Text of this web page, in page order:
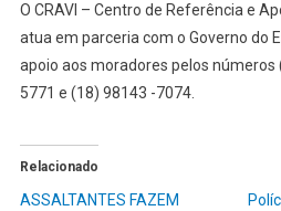
O CRAVI – Centro de Referência e
atua em parceria com o Governo do
apoio aos moradores pelos números
5771 e (18) 98143 -7074.
Relacionado
ASSALTANTES FAZEM